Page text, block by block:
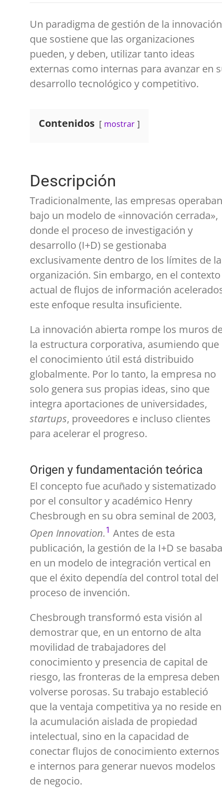
Un paradigma de gestión de la innovación
que sostiene que las organizaciones
pueden, y deben, utilizar tanto ideas
externas como internas para avanzar en
desarrollo tecnológico y competitivo.
Contenidos mostrar
Descripción
Tradicionalmente, las empresas operaban
bajo un modelo de «innovación cerrada»,
donde el proceso de investigación y
desarrollo (I+D) se gestionaba
exclusivamente dentro de los límites de la
organización. Sin embargo, en el contexto
actual de flujos de información
este enfoque resulta insuficiente.
La innovación abierta rompe los muros
la estructura corporativa, asumiendo que
el conocimiento útil está distribuido
globalmente. Por lo tanto, la empresa no
solo genera sus propias ideas, sino que
integra aportaciones de universidades,
startups, proveedores e incluso clientes
para acelerar el progreso.
Origen y fundamentación teórica
El concepto fue acuñado y sistematizado
por el consultor y académico Henry
Chesbrough en su obra seminal de 2003,
Open Innovation.1 Antes de esta
publicación, la gestión de la I+D se basaba
en un modelo de integración vertical en
que el éxito dependía del control total del
proceso de invención.
Chesbrough transformó esta visión al
demostrar que, en un entorno de alta
movilidad de trabajadores del
conocimiento y presencia de capital de
riesgo, las fronteras de la empresa deben
volverse porosas. Su trabajo estableció
que la ventaja competitiva ya no reside en
la acumulación aislada de propiedad
intelectual, sino en la capacidad de
conectar flujos de conocimiento externos
e internos para generar nuevos modelos
de negocio.